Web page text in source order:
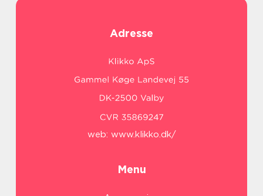
Adresse
web: www.klikko.dk/
Menu